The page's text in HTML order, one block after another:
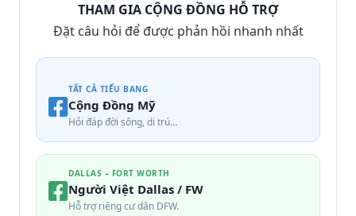
THAM GIA CỘNG ĐỒNG HỖ TRỢ
Đặt câu hỏi để được phản hồi nhanh nhất
TẤT CẢ TIỂU BANG
Cộng Đồng Mỹ
Hỏi đáp đời sống, di trú…
DALLAS – FORT WORTH
Người Việt Dallas / FW
Hỗ trợ riêng cư dân DFW.